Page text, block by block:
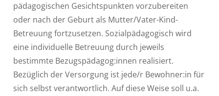
pädagogischen Gesichtspunkten vorzubereiten
oder nach der Geburt als Mutter/Vater-Kind-
Betreuung fortzusetzen. Sozialpädagogisch wird
eine individuelle Betreuung durch jeweils
bestimmte Bezugspädagog:innen realisiert.
Bezüglich der Versorgung ist jede/r Bewohner:in für
sich selbst verantwortlich. Auf diese Weise soll u.a.